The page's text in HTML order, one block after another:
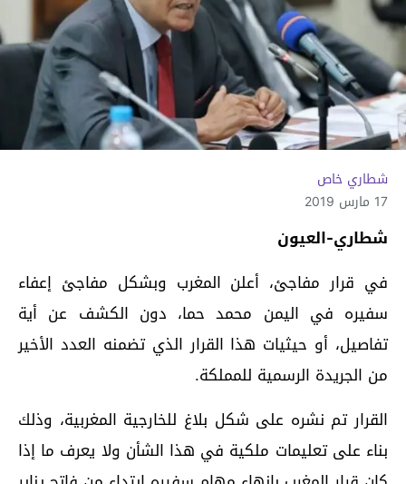
شطاري خاص
17 مارس 2019
شطاري-العيون
في قرار مفاجئ، أعلن المغرب وبشكل مفاجئ إعفاء
سفيره في اليمن محمد حما، دون الكشف عن أية
تفاصيل، أو حيثيات هذا القرار الذي تضمنه العدد الأخير
من الجريدة الرسمية للمملكة.
القرار تم نشره على شكل بلاغ للخارجية المغربية، وذلك
بناء على تعليمات ملكية في هذا الشأن ولا يعرف ما إذا